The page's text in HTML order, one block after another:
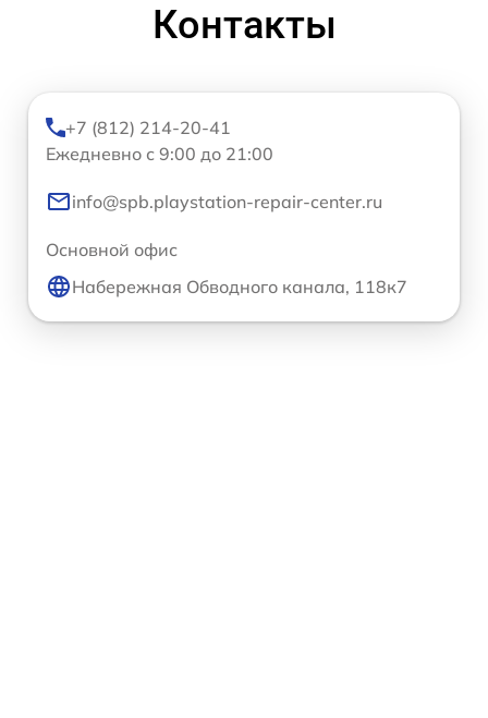
Контакты
+7 (812) 214-20-41
Ежедневно с 9:00 до 21:00
info@spb.playstation-repair-center.ru
Основной офис
Набережная Обводного канала, 118к7